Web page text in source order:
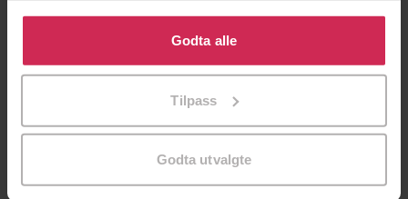
Klikk på «Godta alle» for å gi oss ditt samtykke til å
bruke cookies for alle disse formålene. Du kan også
tilpasse ditt samtykke til spesifikke formål ved å klikke
Godta alle
Tilpass
Godta utvalgte
199,-
Aage Storm Borchgrevink
149,-
Aage Storm Borchgrevink